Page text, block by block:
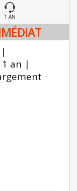
1 AN
an |